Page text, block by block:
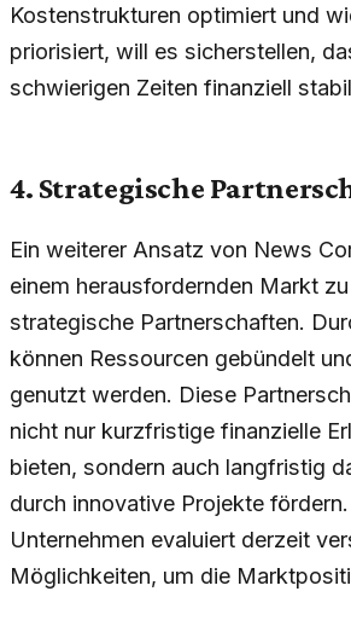
Kostenstrukturen optimiert und
priorisiert, will es sicherstellen,
schwierigen Zeiten finanziell
4. Strategische
Ein weiterer Ansatz von News
einem herausfordernden Markt
strategische Partnerschaften.
können Ressourcen gebündelt
genutzt werden. Diese
nicht nur kurzfristige finanzielle
bieten, sondern auch langfristig
durch innovative Projekte
Unternehmen evaluiert derzeit
Möglichkeiten, um die